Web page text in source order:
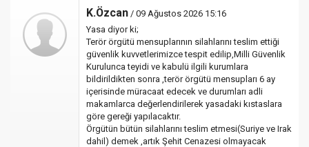
K.Özcan / 09 Ağustos 2026 15:16
Yasa diyor ki;
Terör örgütü mensuplarının silahlarını teslim ettiği
güvenlik kuvvetlerimizce tespit edilip,Milli Güvenlik
Kurulunca teyidi ve kabulü ilgili kurumlara
bildirildikten sonra ,terör örgütü mensupları 6 ay
içerisinde müracaat edecek ve durumları adli
makamlarca değerlendirilerek yasadaki kıstaslara
göre gereği yapılacaktır.
Örgütün bütün silahlarını teslim etmesi(Suriye ve Irak
dahil) demek ,artık Şehit Cenazesi olmayacak